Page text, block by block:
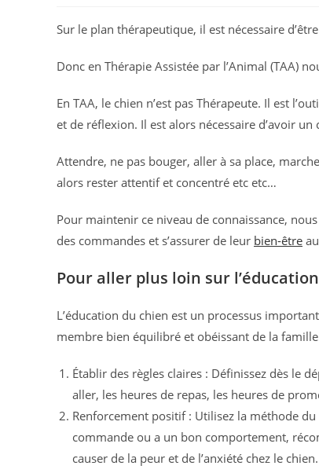
Sur le plan thérapeutique, il est nécessaire
Donc en Thérapie Assistée par l’Animal (TAA)
En TAA, le chien n’est pas Thérapeute. Il est
et de réflexion. Il est alors nécessaire d’avoir
Attendre, ne pas bouger, aller à sa place,
alors rester attentif et concentré etc etc…
Pour maintenir ce niveau de connaissance,
des commandes et s’assurer de leur bien-être
Pour aller plus loin sur
L’éducation du chien est un processus
membre bien équilibré et obéissant de la
Établir des règles claires : Définissez dès le
aller, les heures de repas, les heures de
Renforcement positif : Utilisez la méthode
commande ou a un bon comportement,
causer de la peur et de l’anxiété chez le chien.